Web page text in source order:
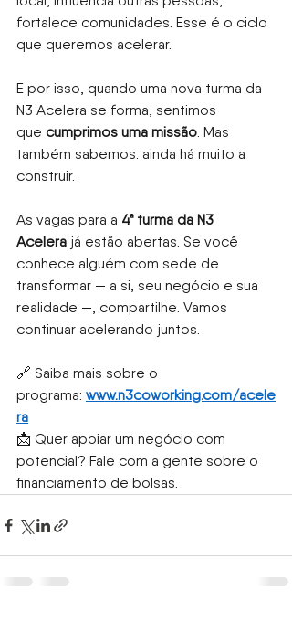
fortalece comunidades. Esse é o ciclo
que queremos acelerar.
E por isso, quando uma nova turma da
N3 Acelera se forma, sentimos
que cumprimos uma missão. Mas
também sabemos: ainda há muito a
construir.
As vagas para a 4ª turma da N3
Acelera já estão abertas. Se você
conhece alguém com sede de
transformar — a si, seu negócio e sua
realidade —, compartilhe. Vamos
continuar acelerando juntos.
🔗 Saiba mais sobre o
programa: www.n3coworking.com/acele
ra
📩 Quer apoiar um negócio com
potencial? Fale com a gente sobre o
financiamento de bolsas.